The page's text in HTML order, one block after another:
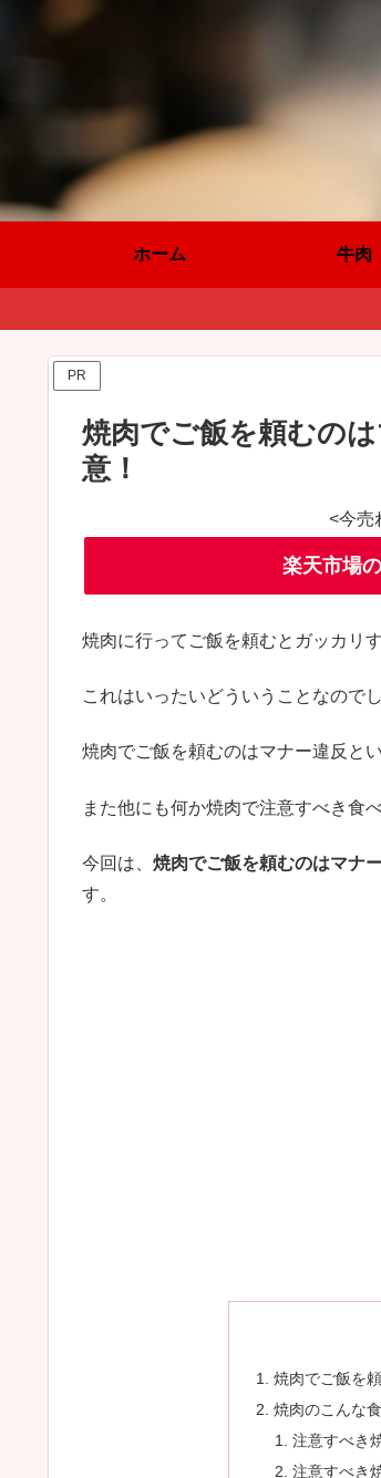
ホーム 牛肉
PR
焼肉でご飯を頼むの
意！
<今売
楽天市場
焼肉に行ってご飯を頼むとガッカリ
これはいったいどういうことなので
焼肉でご飯を頼むのはマナー違反と
また他にも何か焼肉で注意すべき食
今回は、 焼肉でご飯を頼むのはマナ
す。
焼肉でご飯を
焼肉のこんな
注意すべき
注意すべき